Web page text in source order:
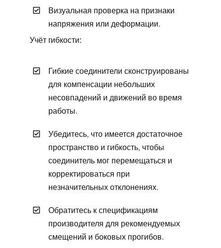
Визуальная проверка на признаки
напряжения или деформации.
Учёт гибкости:
Гибкие соединители сконструированы
для компенсации небольших
несовпадений и движений во время
работы.
Убедитесь, что имеется достаточное
пространство и гибкость, чтобы
соединитель мог перемещаться и
корректироваться при
незначительных отклонениях.
Обратитесь к спецификациям
производителя для рекомендуемых
смещений и боковых прогибов.